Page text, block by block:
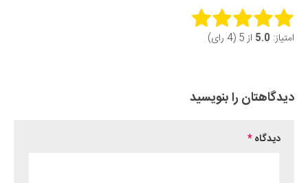
Rate this item:
امتیاز: 5.0 از 5 (4 رای)
دیدگاهتان را بنویسید
دیدگاه*